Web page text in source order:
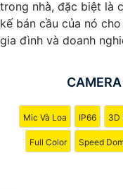
trong nhà, đặc biệt là
kế bán cầu của nó
gia đình và doanh
Mic Và Loa IP66 3D
Full Color Speed